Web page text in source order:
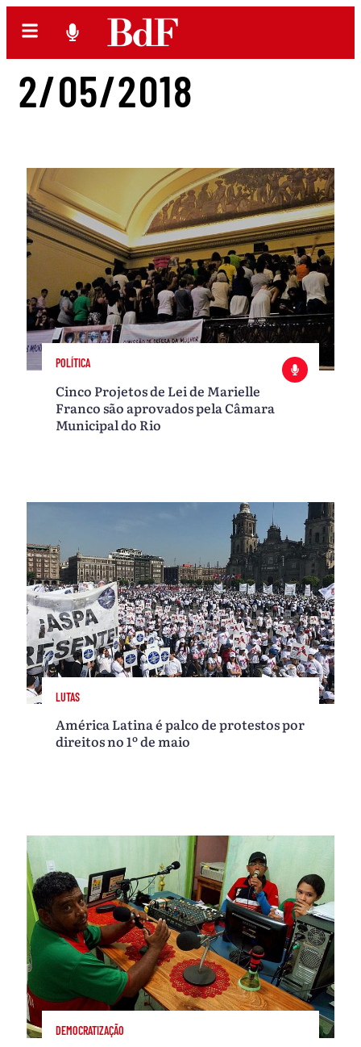
2/05/2018
POLÍTICA
Cinco Projetos de Lei de Marielle
Franco são aprovados pela Câmara
Municipal do Rio
LUTAS
América Latina é palco de protestos por
direitos no 1º de maio
DEMOCRATIZAÇÃO